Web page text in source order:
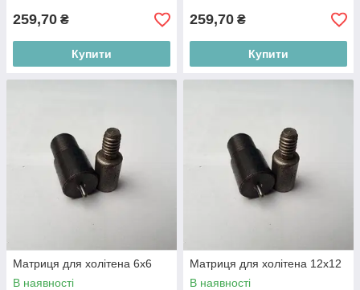
259,70 ₴
Купити
259,70 ₴
Купити
Матриця для холітена 6x6
В наявності
Матриця для холітена 12x12
В наявності